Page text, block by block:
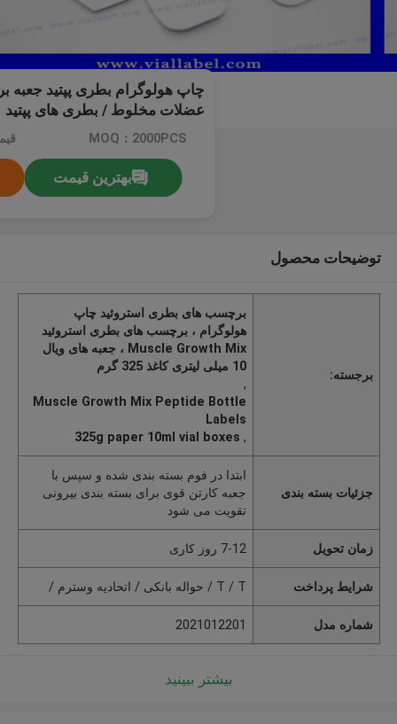
چاپ هولوگرام بطری پپتید
عضلات مخلوط / بطری های پپتید
MOQ：2000PCS
بهترین قیمت
توضیحات محصول
برجسته:
برچسب های بطری استروئید چاپ
هولوگرام ، برچسب های بطری استروئید
Muscle Growth Mix ، جعبه های ویال
10 میلی لیتری کاغذ 325 گرم
,
Muscle Growth Mix Peptide Bottle
Labels
,
325g paper 10ml vial boxes
جزئیات بسته بندی
ابتدا در فوم بسته بندی شده و سپس با
جعبه کارتن قوی برای بسته بندی بیرونی
تقویت می شود
زمان تحویل 7-12 روز کاری
شرایط پرداخت T / T / حواله بانکی / اتحادیه وسترم /
شماره مدل 2021012201
بیشتر ببینید